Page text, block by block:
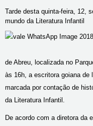
Tarde desta quinta-feira, 12,
mundo da Literatura Infantil
de Abreu, localizada no
às 16h, a escritora goiana de
marcada por contação de
da Literatura Infantil.
De acordo com a diretora da